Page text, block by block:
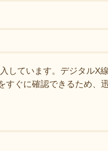
しています。デジタルX
ぐに確認できるため、